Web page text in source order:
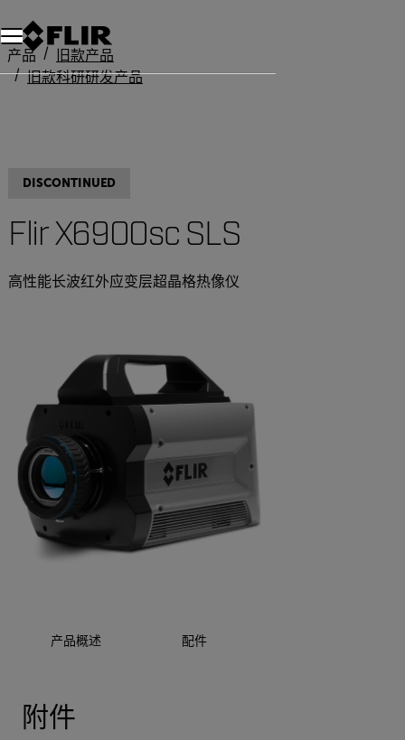
产品
旧款产品
旧款科研研发产品
DISCONTINUED
Flir X6900sc SLS
高性能长波红外应变层超晶格热像仪
产品概述 配件
附件